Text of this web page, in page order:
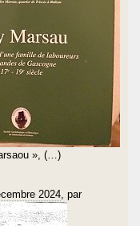
», (…)
2024 , par